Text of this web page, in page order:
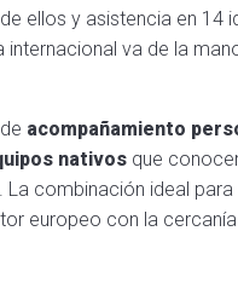
ellos y asistencia en 14
va de la
acompañamiento
nativos que
combinación ideal
europeo con la